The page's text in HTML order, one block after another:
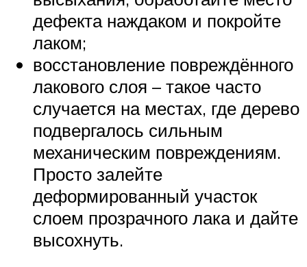
дефекта наждаком и покройте
лаком;
восстановление повреждённого
лакового слоя – такое часто
случается на местах, где дерево
подвергалось сильным
механическим повреждениям.
Просто залейте
деформированный участок
слоем прозрачного лака и дайте
высохнуть.